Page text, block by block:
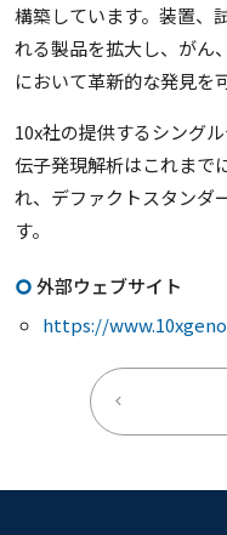
構築しています。装置、
れる製品を拡大し、がん
において革新的な発見を
10x社の提供するシング
伝子発現解析はこれまで
れ、デファクトスタンダ
す。
外部ウェブサイト
https://